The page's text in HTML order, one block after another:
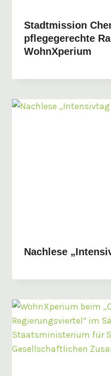
Stadtmission
pflegegerechte
WohnXperium
Nachlese